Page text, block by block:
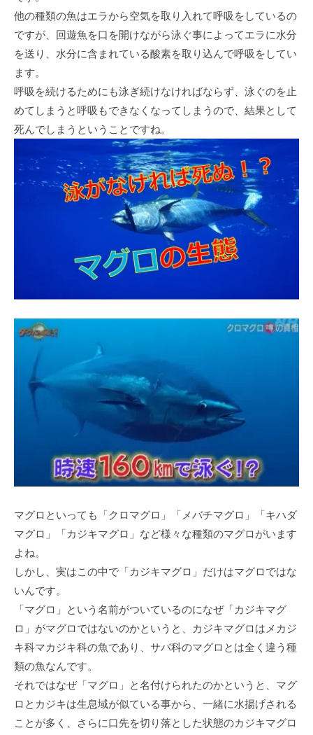
他の種類の魚はエラから空気を取り入れて呼吸をしているの
ですが、回遊魚を口を開けながら泳ぐ事によってエラに水分
を送り、水分に含まれている酸素を取り込んで呼吸をしてい
ます。
呼吸を続けるためにも泳ぎ続けなければならず、泳ぐのを止
めてしまうと呼吸もできなくなってしまうので、結果として
死んでしまうということですね。
マグロといっても「クロマグロ」「メバチマグロ」「キハダ
マグロ」「カジキマグロ」など様々な種類のマグロがいます
よね。
しかし、実はこの中で「カジキマグロ」だけはマグロではな
いんです。
「マグロ」という名前がついているのになぜ「カジキマグ
ロ」がマグロではないのかというと、カジキマグロはメカジ
キ科マカジキ科の魚であり、サバ科のマグロとは全く違う種
類の魚なんです。
それではなぜ「マグロ」と名付けられたのかというと、マグ
ロとカジキは生息域が似ている事から、一緒に水揚げされる
ことが多く、さらに口先を切り落とした状態のカジキマグロ